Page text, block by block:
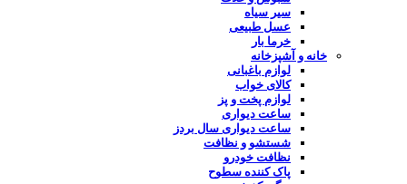
سیر سیاه
عسل طبیعی
خرما بار
خانه و آشپزخانه
لوازم باغبانی
کالای خواب
لوازم پخت و پز
ساعت دیواری
ساعت دیواری سال بردز
شستشو و نظافت
نظافت خودرو
پاک کننده سطوح